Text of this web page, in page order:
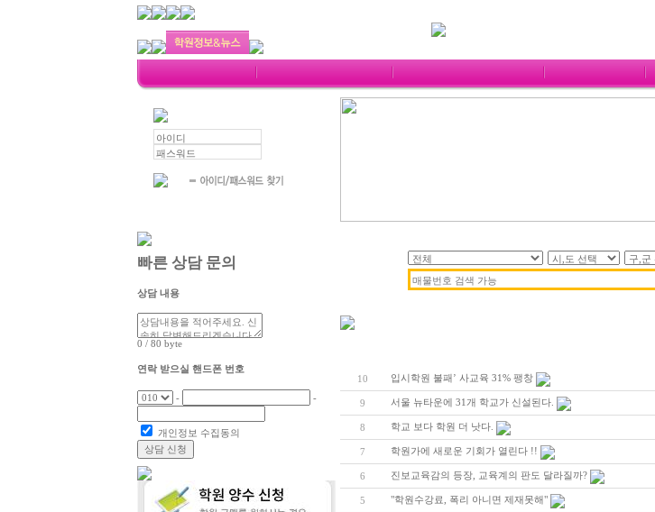
빠른 상담 문의
상담 내용
0 / 80 byte
연락 받으실 핸드폰 번호
- -
개인정보 수집동의
상담 신청
10 입시학원 불패’ 사교육 31% 팽창
9 서울 뉴타운에 31개 학교가 신설된다.
8 학교 보다 학원 더 낫다.
7 학원가에 새로운 기회가 열린다 !!
6 진보교육감의 등장, 교육계의 판도 달라질까?
5 "학원수강료, 폭리 아니면 제재못해"